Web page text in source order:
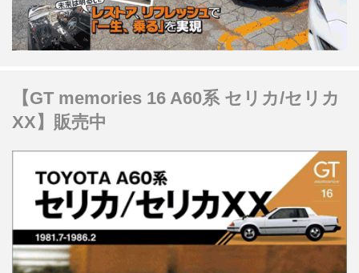
【GT memories 16 A60系 セリカ/セリカ
XX】販売中